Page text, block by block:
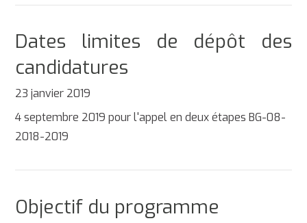
Dates limites de dépôt des
candidatures
23 janvier 2019
4 septembre 2019 pour l'appel en deux étapes BG-08-
2018-2019
Objectif du programme